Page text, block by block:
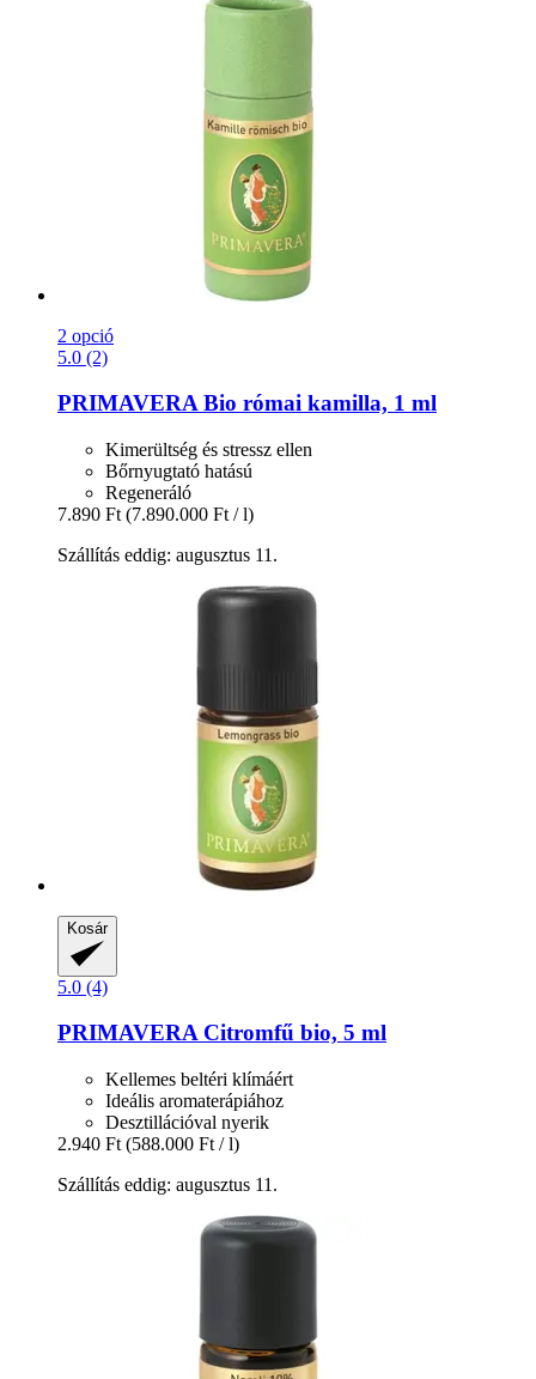
2 opció
5.0 (2)
PRIMAVERABio római kamilla, 1 ml
Kimerültség és stressz ellen
Bőrnyugtató hatású
Regeneráló
7.890 Ft (7.890.000 Ft / l)
Szállítás eddig: augusztus 11.
Kosár
5.0 (4)
PRIMAVERACitromfű bio, 5 ml
Kellemes beltéri klímáért
Ideális aromaterápiához
Desztillációval nyerik
2.940 Ft (588.000 Ft / l)
Szállítás eddig: augusztus 11.